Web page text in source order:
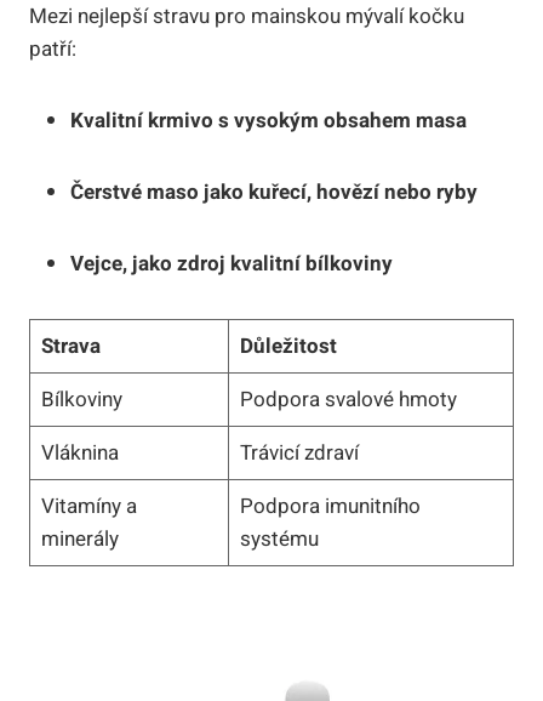
Mezi nejlepší stravu pro mainskou mývalí kočku
patří:
Kvalitní krmivo s vysokým obsahem masa
Čerstvé maso jako kuřecí, hovězí nebo ryby
Vejce, jako zdroj kvalitní bílkoviny
Strava
Důležitost
Bílkoviny
Podpora svalové hmoty
Vláknina
Trávicí zdraví
Vitamíny a
minerály
Podpora imunitního
systému